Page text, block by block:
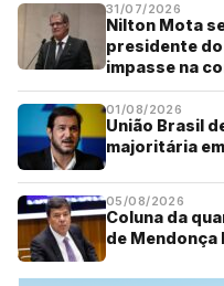
31/07/2026
Nilton Mota
presidente do
impasse na
01/08/2026
União Brasil
majoritária
05/08/2026
Coluna da
de Mendonça